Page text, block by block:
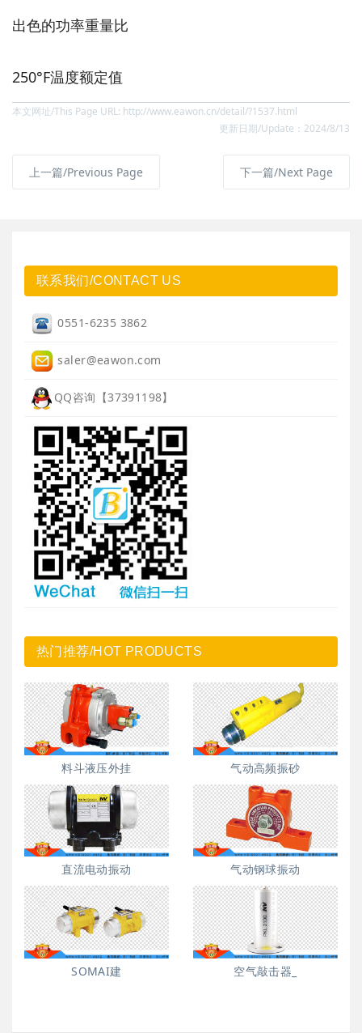
出色的功率重量比
250°F温度额定值
本文网址/This Page URL: http://www.eawon.cn/detail/?1537.html
更新日期/Update：2024/8/13
上一篇/Previous Page 下一篇/Next Page
联系我们/CONTACT US
0551-6235 3862
saler@eawon.com
QQ咨询【37391198】
热门推荐/HOT PRODUCTS
料斗液压外挂 气动高频振砂
直流电动振动 气动钢球振动
SOMAI建 空气敲击器_